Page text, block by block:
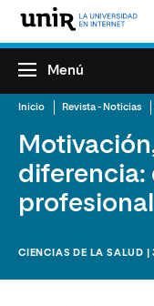
Menú
Inicio Revista - Noticias
diferencia:
CIENCIAS DE LA SALUD